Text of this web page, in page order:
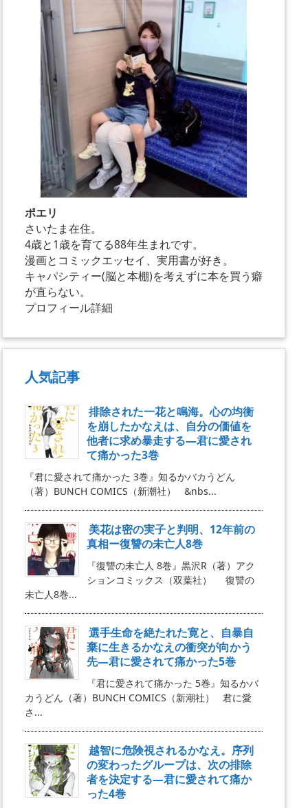
ポエリ
さいたま在住。
4歳と1歳を育てる88年生まれです。
漫画とコミックエッセイ、実用書が好き。
キャパシティー(脳と本棚)を考えずに本を買う癖
が直らない。
プロフィール詳細
人気記事
排除された一花と鳴海。心の均衡
を崩したかなえは、自分の価値を
他者に求め暴走する―君に愛され
て痛かった3巻
『君に愛されて痛かった 3巻』知るかバカうどん
（著）BUNCH COMICS（新潮社） &nbs...
美花は密の実子と判明、12年前の
真相ー復讐の未亡人8巻
『復讐の未亡人 8巻』黒沢R（著）アク
ションコミックス（双葉社） 復讐の
未亡人8巻...
選手生命を絶たれた寛と、自暴自
棄に生きるかなえの衝突が向かう
先―君に愛されて痛かった5巻
『君に愛されて痛かった 5巻』知るかバ
カうどん（著）BUNCH COMICS（新潮社） 君に愛
さ...
越智に危険視されるかなえ。序列
の変わったグループは、次の排除
者を決定する―君に愛されて痛か
った4巻